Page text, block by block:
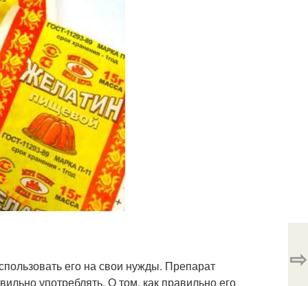
его на свои нужды. Препарат
употреблять. О том, как правильно его
⇨